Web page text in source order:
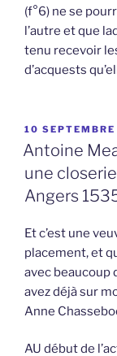
(f°6) ne se
l’autre et que
tenu recevoir
d’acquests
PUBLIÉ
LE
10
Antoine
une
Angers
Et c’est une
placement, et
avec beaucoup
avez déjà sur
Anne
AU début de